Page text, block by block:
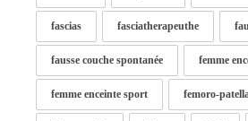
fascias fasciatherapeuthe
fausse couche spontanée femme
femme enceinte sport femoro-